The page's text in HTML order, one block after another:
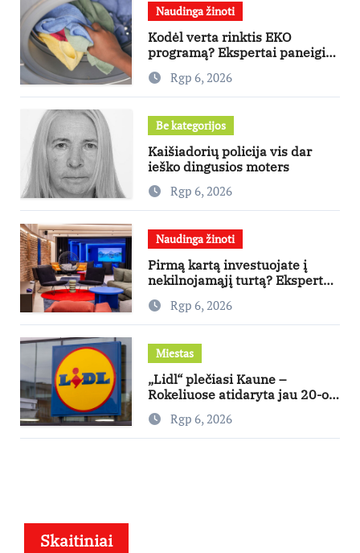
Naudinga žinoti
Kodėl verta rinktis EKO
programą? Ekspertai paneigia
dažniausius mitus
Rgp 6, 2026
Be kategorijos
Kaišiadorių policija vis dar
ieško dingusios moters
Rgp 6, 2026
Naudinga žinoti
Pirmą kartą investuojate į
nekilnojamąjį turtą? Ekspertas
pataria, kaip pasirinkti būstą,
kuris generuos grąžą
Rgp 6, 2026
Miestas
„Lidl“ plečiasi Kaune –
Rokeliuose atidaryta jau 20-oji
parduotuvė mieste
Rgp 6, 2026
Skaitiniai